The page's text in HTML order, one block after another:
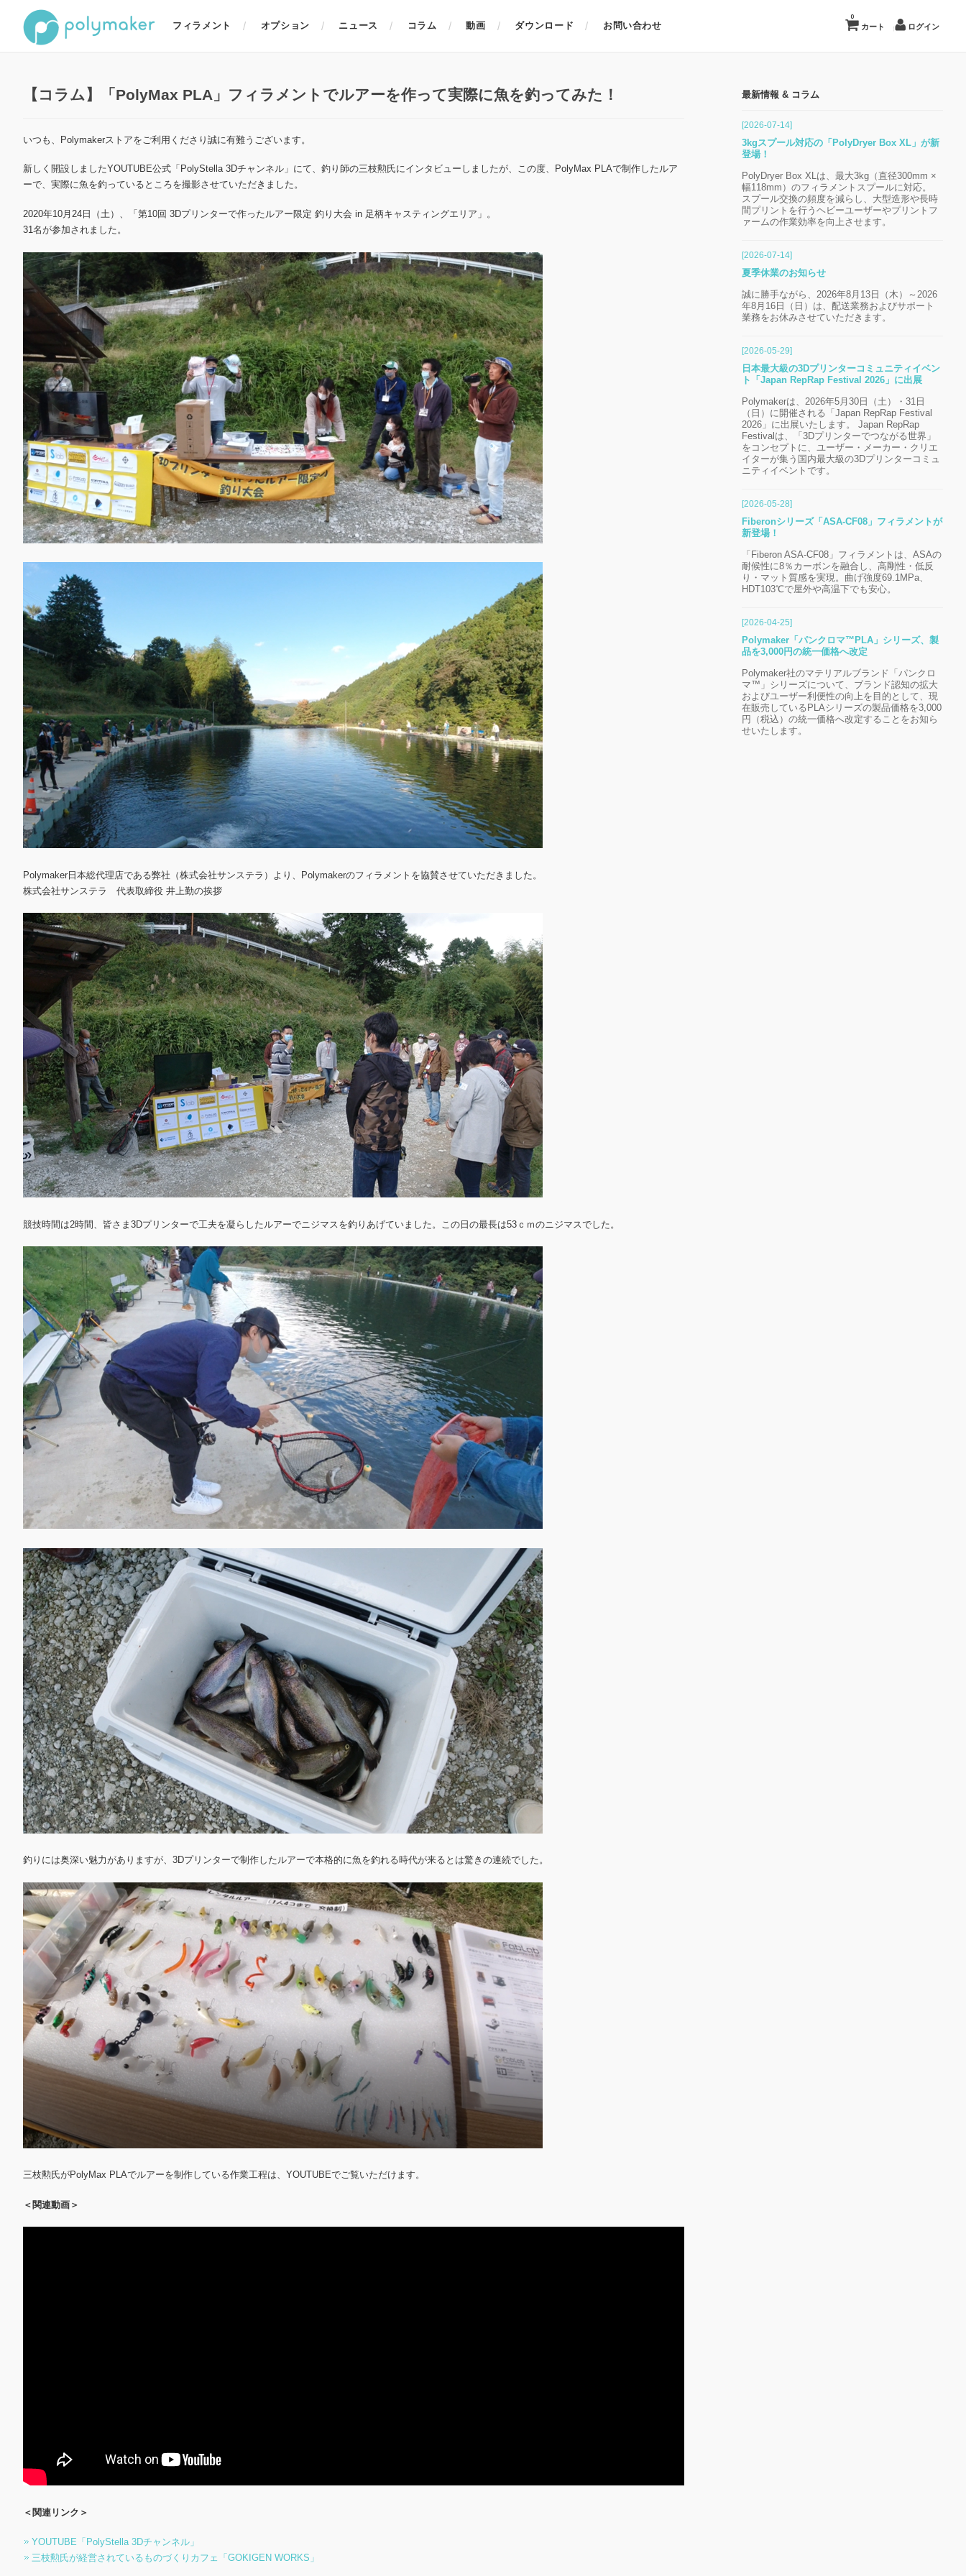
カート
0
ログイン
フィラメント オプション ニュース コラム 動画 ダウンロード お問い合わせ
【コラム】「PolyMax PLA」フィラメントでルアーを作って実際に魚を釣ってみた！
いつも、Polymakerストアをご利用くださり誠に有難うございます。
新しく開設しましたYOUTUBE公式「PolyStella 3Dチャンネル」にて、釣り師の三枝勲氏にインタビューしましたが、この度、PolyMax PLAで制作したルア
ーで、実際に魚を釣っているところを撮影させていただきました。
2020年10月24日（土）、「第10回 3Dプリンターで作ったルアー限定 釣り大会 in 足柄キャスティングエリア」。
31名が参加されました。
Polymaker日本総代理店である弊社（株式会社サンステラ）より、Polymakerのフィラメントを協賛させていただきました。
株式会社サンステラ 代表取締役 井上勤の挨拶
競技時間は2時間、皆さま3Dプリンターで工夫を凝らしたルアーでニジマスを釣りあげていました。この日の最長は53ｃｍのニジマスでした。
釣りには奥深い魅力がありますが、3Dプリンターで制作したルアーで本格的に魚を釣れる時代が来るとは驚きの連続でした。
三枝勲氏がPolyMax PLAでルアーを制作している作業工程は、YOUTUBEでご覧いただけます。
＜関連動画＞
＜関連リンク＞
YOUTUBE「PolyStella 3Dチャンネル」
三枝勲氏が経営されているものづくりカフェ「GOKIGEN WORKS」
最新情報 & コラム
[2026-07-14]
3kgスプール対応の「PolyDryer Box XL」が新
登場！
PolyDryer Box XLは、最大3kg（直径300mm ×
幅118mm）のフィラメントスプールに対応。
スプール交換の頻度を減らし、大型造形や長時
間プリントを行うヘビーユーザーやプリントフ
ァームの作業効率を向上させます。
[2026-07-14]
夏季休業のお知らせ
誠に勝手ながら、2026年8月13日（木）～2026
年8月16日（日）は、配送業務およびサポート
業務をお休みさせていただきます。
[2026-05-29]
日本最大級の3Dプリンターコミュニティイベン
ト「Japan RepRap Festival 2026」に出展
Polymakerは、2026年5月30日（土）・31日
（日）に開催される「Japan RepRap Festival
2026」に出展いたします。 Japan RepRap
Festivalは、「3Dプリンターでつながる世界」
をコンセプトに、ユーザー・メーカー・クリエ
イターが集う国内最大級の3Dプリンターコミュ
ニティイベントです。
[2026-05-28]
Fiberonシリーズ「ASA-CF08」フィラメントが
新登場！
「Fiberon ASA-CF08」フィラメントは、ASAの
耐候性に8％カーボンを融合し、高剛性・低反
り・マット質感を実現。曲げ強度69.1MPa、
HDT103℃で屋外や高温下でも安心。
[2026-04-25]
Polymaker「パンクロマ™PLA」シリーズ、製
品を3,000円の統一価格へ改定
Polymaker社のマテリアルブランド「パンクロ
マ™」シリーズについて、ブランド認知の拡大
およびユーザー利便性の向上を目的として、現
在販売しているPLAシリーズの製品価格を3,000
円（税込）の統一価格へ改定することをお知ら
せいたします。